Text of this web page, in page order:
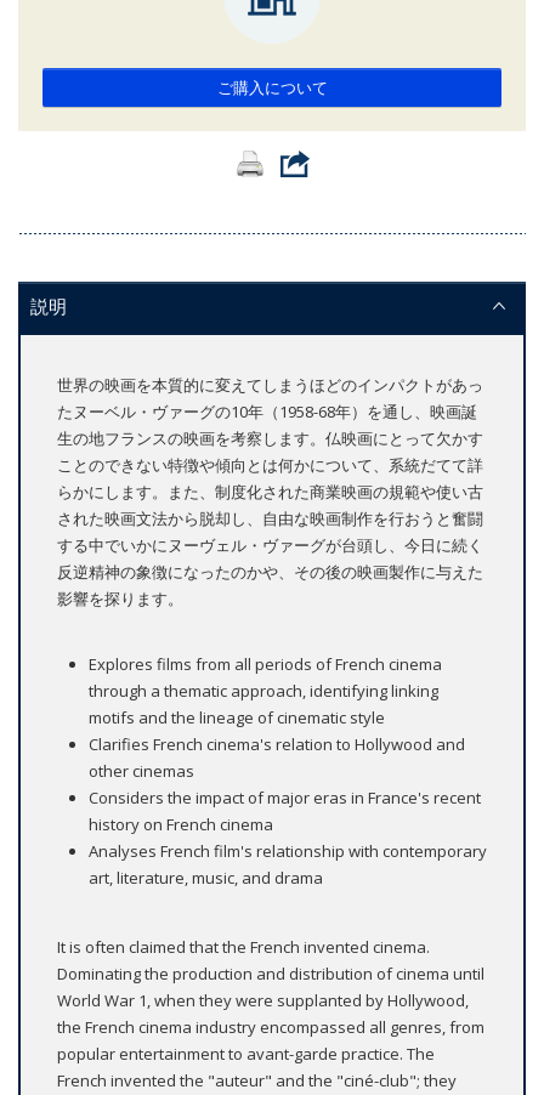
ご購入について
説明
世界の映画を本質的に変えてしまうほどのインパクトがあっ
たヌーベル・ヴァーグの10年（1958-68年）を通し、映画誕
生の地フランスの映画を考察します。仏映画にとって欠かす
ことのできない特徴や傾向とは何かについて、系統だてて詳
らかにします。また、制度化された商業映画の規範や使い古
された映画文法から脱却し、自由な映画制作を行おうと奮闘
する中でいかにヌーヴェル・ヴァーグが台頭し、今日に続く
反逆精神の象徴になったのかや、その後の映画製作に与えた
影響を探ります。
Explores films from all periods of French cinema
through a thematic approach, identifying linking
motifs and the lineage of cinematic style
Clarifies French cinema's relation to Hollywood and
other cinemas
Considers the impact of major eras in France's recent
history on French cinema
Analyses French film's relationship with contemporary
art, literature, music, and drama
It is often claimed that the French invented cinema.
Dominating the production and distribution of cinema until
World War 1, when they were supplanted by Hollywood,
the French cinema industry encompassed all genres, from
popular entertainment to avant-garde practice. The
French invented the "auteur" and the "ciné-club"; they